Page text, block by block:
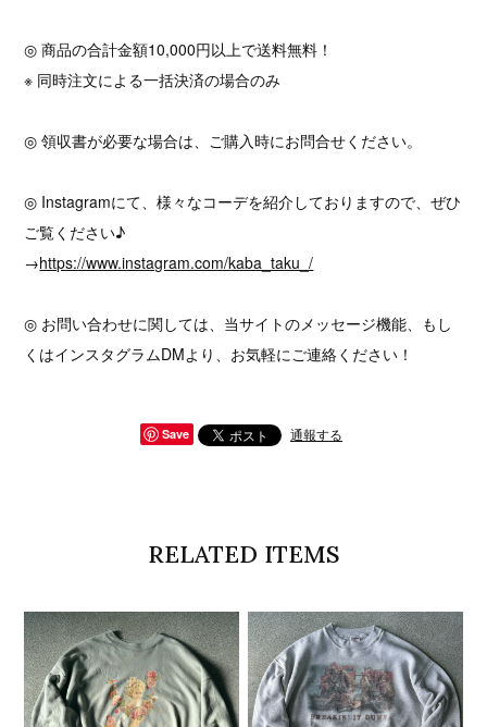
◎ 商品の合計金額10,000円以上で送料無料！
※ 同時注文による一括決済の場合のみ
◎ 領収書が必要な場合は、ご購入時にお問合せください。
◎ Instagramにて、様々なコーデを紹介しておりますので、ぜひ
ご覧ください♪
→https://www.instagram.com/kaba_taku_/
◎ お問い合わせに関しては、当サイトのメッセージ機能、もし
くはインスタグラムDMより、お気軽にご連絡ください！
Save 通報する
RELATED ITEMS